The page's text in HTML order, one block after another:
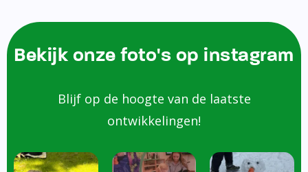
Bekijk onze foto's op instagram
Blijf op de hoogte van de laatste
ontwikkelingen!